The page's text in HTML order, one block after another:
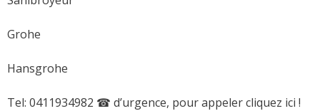
Grohe
Hansgrohe
Tel: 0411934982 ☎ d’urgence, pour appeler cliquez ici !